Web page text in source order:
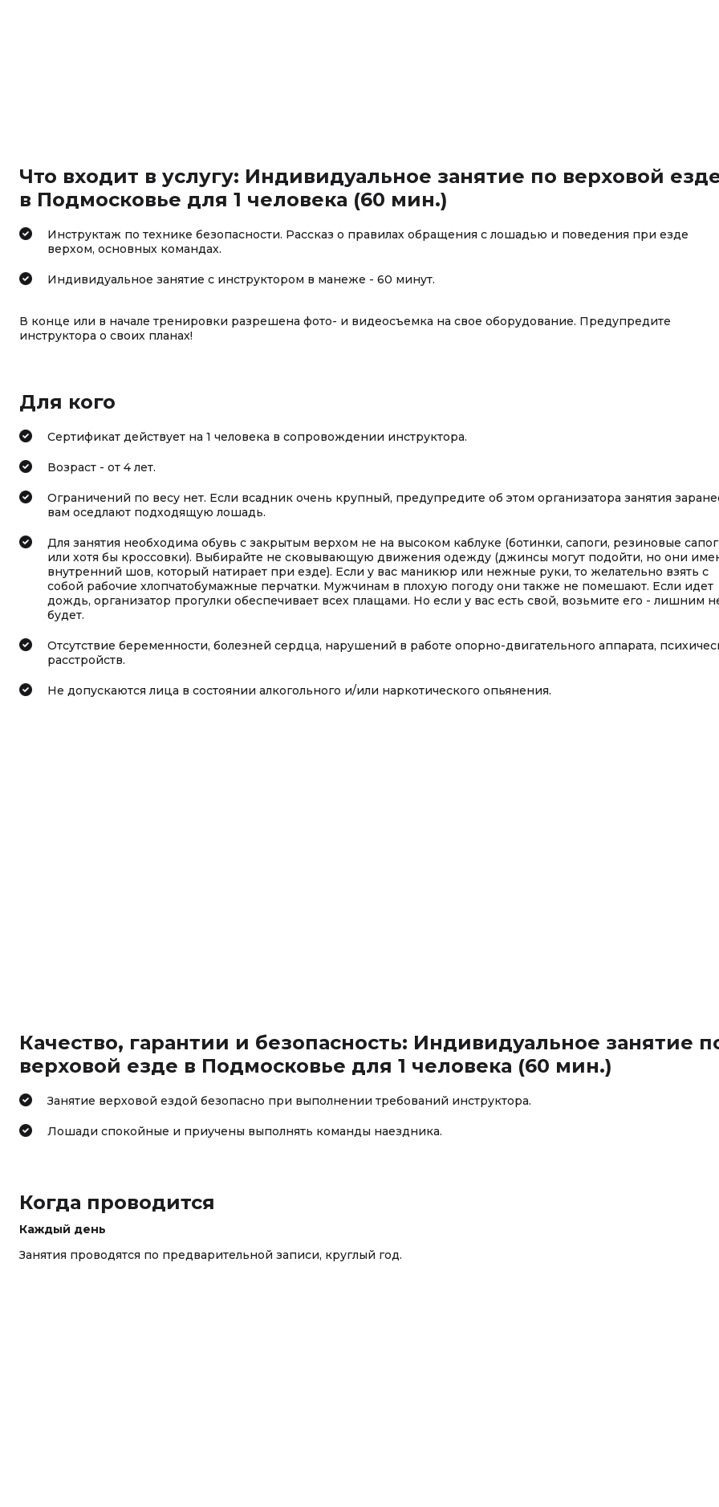
Что входит в услугу: Индивидуальное занятие по верховой
в Подмосковье для 1 человека (60 мин.)
Инструктаж по технике безопасности. Рассказ о правилах обращения с лошадью и поведения при езде
верхом, основных командах.
Индивидуальное занятие с инструктором в манеже - 60 минут.
В конце или в начале тренировки разрешена фото- и видеосъемка на свое оборудование. Предупредите
инструктора о своих планах!
Для кого
Сертификат действует на 1 человека в сопровождении инструктора.
Возраст - от 4 лет.
Ограничений по весу нет. Если всадник очень крупный, предупредите об этом организатора занятия
вам оседлают подходящую лошадь.
Для занятия необходима обувь с закрытым верхом не на высоком каблуке (ботинки, сапоги, резиновые
или хотя бы кроссовки). Выбирайте не сковывающую движения одежду (джинсы могут подойти, но они
внутренний шов, который натирает при езде). Если у вас маникюр или нежные руки, то желательно взять с
собой рабочие хлопчатобумажные перчатки. Мужчинам в плохую погоду они также не помешают. Если идет
дождь, организатор прогулки обеспечивает всех плащами. Но если у вас есть свой, возьмите его - лишним
будет.
Отсутствие беременности, болезней сердца, нарушений в работе опорно-двигательного аппарата,
расстройств.
Не допускаются лица в состоянии алкогольного и/или наркотического опьянения.
Качество, гарантии и безопасность: Индивидуальное занятие
верховой езде в Подмосковье для 1 человека (60 мин.)
Занятие верховой ездой безопасно при выполнении требований инструктора.
Лошади спокойные и приучены выполнять команды наездника.
Когда проводится
Каждый день
Занятия проводятся по предварительной записи, круглый год.